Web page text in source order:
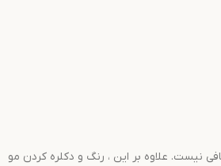
نیست. علاوه بر این ، رنگ و دکلره کردن مو